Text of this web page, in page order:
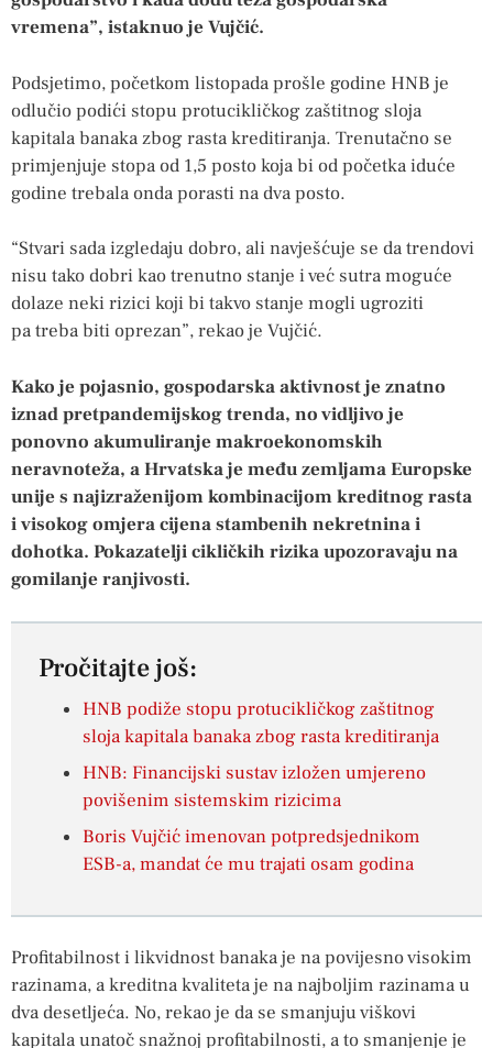
vremena”, istaknuo je Vujčić.
Podsjetimo, početkom listopada prošle godine HNB je
odlučio podići stopu protucikličkog zaštitnog sloja
kapitala banaka zbog rasta kreditiranja. Trenutačno se
primjenjuje stopa od 1,5 posto koja bi od početka iduće
godine trebala onda porasti na dva posto.
“Stvari sada izgledaju dobro, ali navješćuje se da trendovi
nisu tako dobri kao trenutno stanje i već sutra moguće
dolaze neki rizici koji bi takvo stanje mogli ugroziti
pa treba biti oprezan”, rekao je Vujčić.
Kako je pojasnio, gospodarska aktivnost je znatno
iznad pretpandemijskog trenda, no vidljivo je
ponovno akumuliranje makroekonomskih
neravnoteža, a Hrvatska je među zemljama Europske
unije s najizraženijom kombinacijom kreditnog rasta
i visokog omjera cijena stambenih nekretnina i
dohotka. Pokazatelji cikličkih rizika upozoravaju na
gomilanje ranjivosti.
Pročitajte još:
HNB podiže stopu protucikličkog zaštitnog
sloja kapitala banaka zbog rasta kreditiranja
HNB: Financijski sustav izložen umjereno
povišenim sistemskim rizicima
Boris Vujčić imenovan potpredsjednikom
ESB-a, mandat će mu trajati osam godina
Profitabilnost i likvidnost banaka je na povijesno visokim
razinama, a kreditna kvaliteta je na najboljim razinama u
dva desetljeća. No, rekao je da se smanjuju viškovi
kapitala unatoč snažnoj profitabilnosti, a to smanjenje je